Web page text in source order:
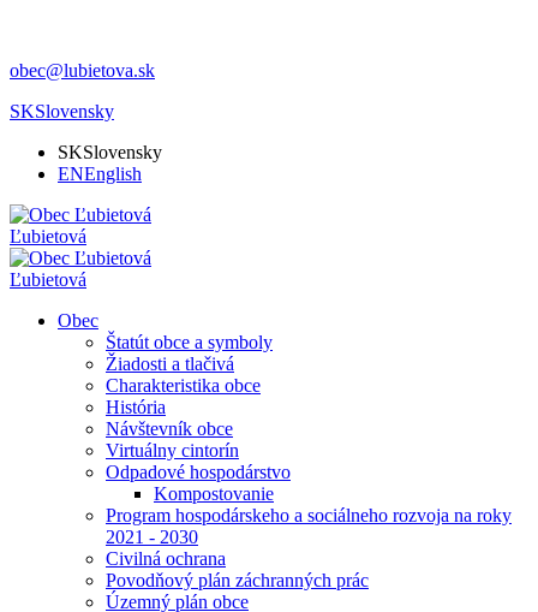
obec@lubietova.sk
SKSlovensky
SKSlovensky
ENEnglish
Ľubietová
Ľubietová
Obec
Štatút obce a symboly
Žiadosti a tlačivá
Charakteristika obce
História
Návštevník obce
Virtuálny cintorín
Odpadové hospodárstvo
Kompostovanie
Program hospodárskeho a sociálneho rozvoja na roky
2021 - 2030
Civilná ochrana
Povodňový plán záchranných prác
Územný plán obce